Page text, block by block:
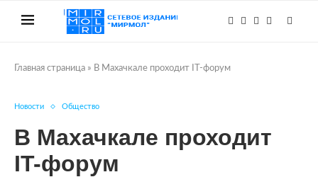
Главная страница » В Махачкале проходит IT-форум
Новости Общество
В Махачкале проходит
IT-форум